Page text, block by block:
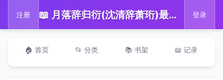
注册 📖 月落辞归衍(沈清辞萧珩)最新推荐_最新推荐月落辞归衍（沈清辞萧珩） 登录
🏠 首页 📂 分类 📚 书架 📖 记录